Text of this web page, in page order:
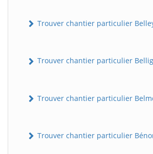
Trouver chantier particulier
Trouver chantier particulier
Trouver chantier particulier
Trouver chantier particulier